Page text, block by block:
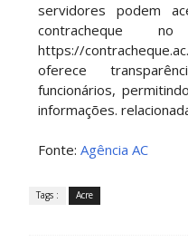
servidores podem
contracheque
https://
oferece
funcionários,
informações.
Fonte: Agência AC
Tags : Acre